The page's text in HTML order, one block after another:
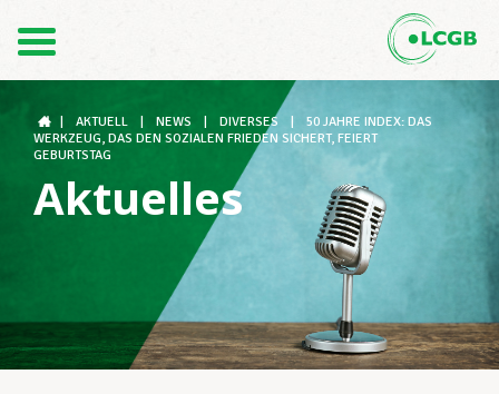
FR
Der LCGB
Gewerkschaftsstrukturen
Unterstützung im Arbeitsalltag
AKTUELL NEWS DIVERSES
50 JAHRE INDEX: DAS
WERKZEUG, DAS DEN SOZIALEN FRIEDEN SICHERT, FEIERT
GEBURTSTAG
Aktuelles